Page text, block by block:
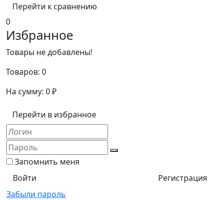
Перейти к сравнению
0
Избранное
Товары не добавлены!
Товаров: 0
На сумму: 0₽
Перейти в избранное
Запомнить меня
Регистрация
Забыли пароль